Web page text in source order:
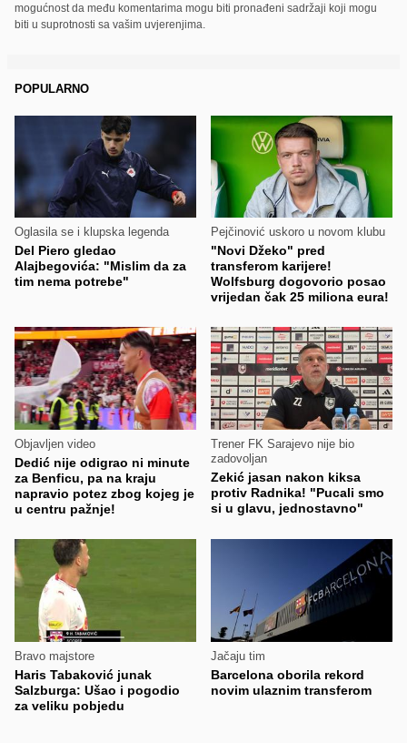
mogućnost da među komentarima mogu biti pronađeni sadržaji koji mogu
biti u suprotnosti sa vašim uvjerenjima.
POPULARNO
Oglasila se i klupska legenda
Del Piero gledao
Alajbegovića: "Mislim da za
tim nema potrebe"
Pejčinović uskoro u novom klubu
"Novi Džeko" pred
transferom karijere!
Wolfsburg dogovorio posao
vrijedan čak 25 miliona eura!
Objavljen video
Dedić nije odigrao ni minute
za Benficu, pa na kraju
napravio potez zbog kojeg je
u centru pažnje!
Trener FK Sarajevo nije bio
zadovoljan
Zekić jasan nakon kiksa
protiv Radnika! "Pucali smo
si u glavu, jednostavno"
Bravo majstore
Haris Tabaković junak
Salzburga: Ušao i pogodio
za veliku pobjedu
Jačaju tim
Barcelona oborila rekord
novim ulaznim transferom